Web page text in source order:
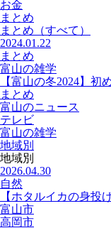
お金
まとめ
まとめ （すべて）
2024.01.22
まとめ
富山の雑学
【富山の冬2024】
まとめ
富山のニュース
テレビ
富山の雑学
地域別
地域別
2026.04.30
自然
【ホタルイカの身投
富山市
高岡市